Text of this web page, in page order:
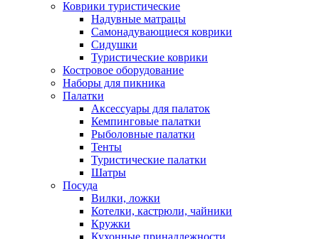
Коврики туристические
Надувные матрацы
Самонадувающиеся коврики
Сидушки
Туристические коврики
Костровое оборудование
Наборы для пикника
Палатки
Аксессуары для палаток
Кемпинговые палатки
Рыболовные палатки
Тенты
Туристические палатки
Шатры
Посуда
Вилки, ложки
Котелки, кастрюли, чайники
Кружки
Кухонные принадлежности